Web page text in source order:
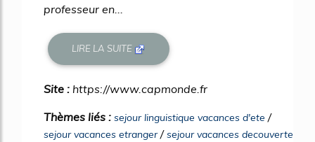
professeur en...
LIRE LA SUITE
Site : https://www.capmonde.fr
Thèmes liés : sejour linguistique vacances d'ete /
sejour vacances etranger/sejour vacances decouverte